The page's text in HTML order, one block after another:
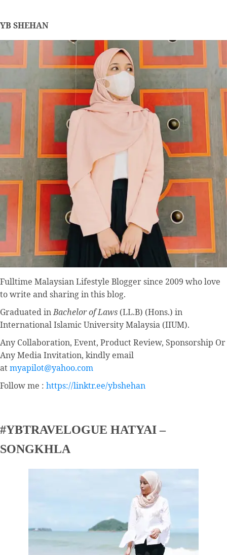
YB SHEHAN
Fulltime Malaysian Lifestyle Bloggersince 2009 who love
to write and sharing in this blog.
Graduated inBachelor of Laws (LL.B) (Hons.) in
International Islamic University Malaysia (IIUM).
Any Collaboration, Event, Product Review, Sponsorship Or
Any Media Invitation, kindly email
atmyapilot@yahoo.com
Follow me : https://linktr.ee/ybshehan
#YBTRAVELOGUE HATYAI –
SONGKHLA